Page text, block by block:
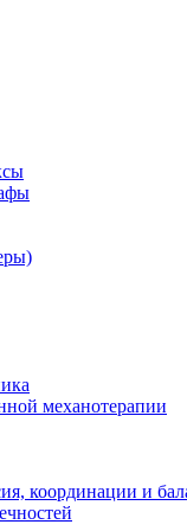
механотерапии
координации и